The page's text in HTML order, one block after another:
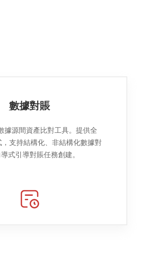
數據對賬
據源間資產比對工具。提供全
支持結構化、非結構化數據對
式引導對賬任務創建。